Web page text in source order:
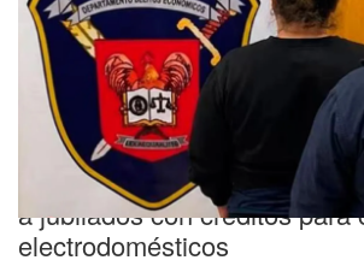
Santiago del Estero
Detuvieron a una mujer
a jubilados con créditos para
electrodomésticos